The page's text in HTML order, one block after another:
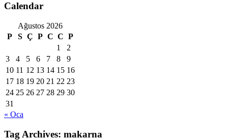
Calendar
Ağustos 2026
P
S Ç P C C P
1
2
3
4 5 6 7 8
9
10 11 12 13 14 15 16
17 18 19 20 21 22 23
24 25 26 27 28 29 30
31
« Oca
Tag Archives: makarna